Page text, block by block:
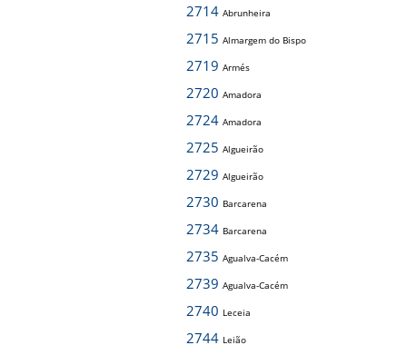
2714 Abrunheira
2715 Almargem do Bispo
2719 Armés
2720 Amadora
2724 Amadora
2725 Algueirão
2729 Algueirão
2730 Barcarena
2734 Barcarena
2735 Agualva-Cacém
2739 Agualva-Cacém
2740 Leceia
2744 Leião